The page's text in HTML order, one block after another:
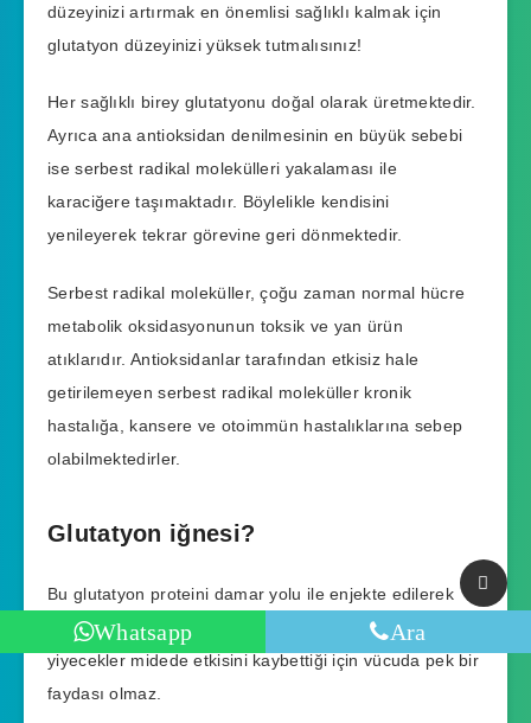
Whatsapp Ara
düzeyinizi artırmak en önemlisi sağlıklı kalmak için
glutatyon düzeyinizi yüksek tutmalısınız!
Her sağlıklı birey glutatyonu doğal olarak üretmektedir.
Ayrıca ana antioksidan denilmesinin en büyük sebebi
ise serbest radikal molekülleri yakalaması ile
karaciğere taşımaktadır. Böylelikle kendisini
yenileyerek tekrar görevine geri dönmektedir.
Serbest radikal moleküller, çoğu zaman normal hücre
metabolik oksidasyonunun toksik ve yan ürün
atıklarıdır. Antioksidanlar tarafından etkisiz hale
getirilemeyen serbest radikal moleküller kronik
hastalığa, kansere ve otoimmün hastalıklarına sebep
olabilmektedirler.
Glutatyon iğnesi?
Bu glutatyon proteini damar yolu ile enjekte edilerek
verilmektedir. Çünkü ağız yoluyla alınan ilaçlar veya
yiyecekler midede etkisini kaybettiği için vücuda pek bir
faydası olmaz.